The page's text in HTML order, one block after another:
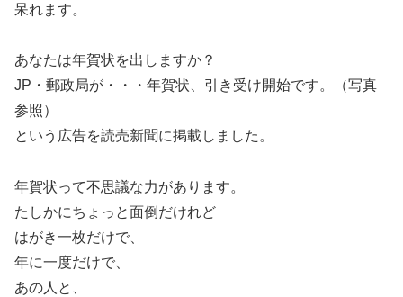
呆れます。
あなたは年賀状を出しますか？
JP・郵政局が・・・年賀状、引き受け開始です。（写真
参照）
という広告を読売新聞に掲載しました。
年賀状って不思議な力があります。
たしかにちょっと面倒だけれど
はがき一枚だけで、
年に一度だけで、
あの人と、